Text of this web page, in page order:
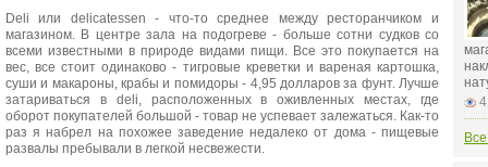
Deli или delicatessen - что-то среднее между ресторанчиком и
магазином. В центре зала на подогреве - больше сотни судков со
всеми известными в природе видами пищи. Все это покупается на
вес, все стоит одинаково - тигровые креветки и вареная картошка,
суши и макароны, крабы и помидоры - 4,95 долларов за фунт. Лучше
затариваться в deli, расположенных в оживленных местах, где
оборот покупателей большой - товар не успевает залежаться. Как-то
раз я набрел на похожее заведение недалеко от дома - пищевые
развалы пребывали в легкой несвежести.